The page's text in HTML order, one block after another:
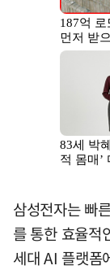
삼성전자는 빠
를 통한 효율
세대 AI 플랫폼